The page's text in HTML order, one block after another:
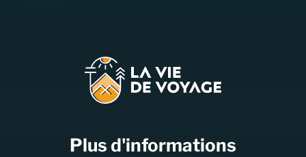
Plus d'informations